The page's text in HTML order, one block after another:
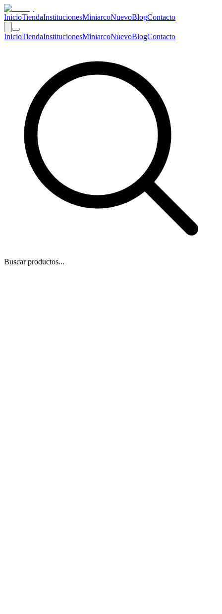
InicioTiendaInstitucionesMiniarcoNuevoBlogContacto
InicioTiendaInstitucionesMiniarcoNuevoBlogContacto
Buscar productos...